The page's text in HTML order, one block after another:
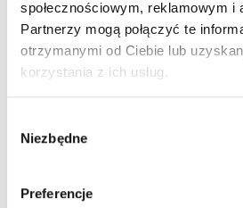
społecznościowym, reklamowym i
Partnerzy mogą połączyć te
otrzymanymi od Ciebie lub
korzystania z ich usług.
zgody
Niezbędne
Preferencje